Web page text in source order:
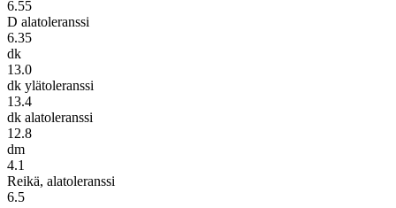
6.55
D alatoleranssi
6.35
dk
13.0
dk ylätoleranssi
13.4
dk alatoleranssi
12.8
dm
4.1
Reikä, alatoleranssi
6.5